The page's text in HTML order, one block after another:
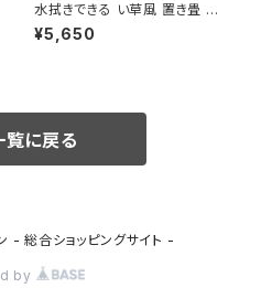
水拭きできる い草風 置き畳 フ
ローリングに置く畳 縁なし 滑り
止め 「綾模様」 4色/1、6、9、12
¥5,650
覧に戻る
- 総合ショッピングサイト -
by